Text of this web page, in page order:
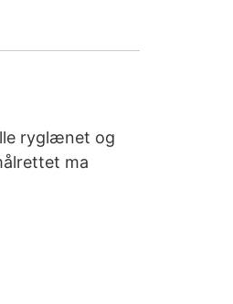
ryglænet og
ma